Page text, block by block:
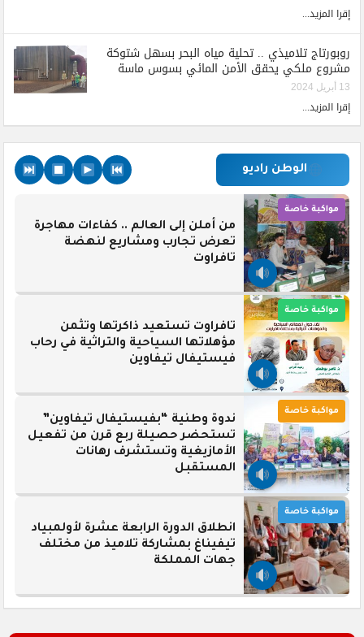
إقرا المزيد...
روبورتاج تلاميذي .. تحلية مياه البحر بسهل شتوكة
مشروع ملكي يحقق الأمن المائي بسوس ماسة
13 أبريل 2024
إقرا المزيد...
الوطن راديو
مواكبة خاصة
من أملن إلى العالم .. كفاءات مهاجرة
تعرض تجارب ومشاريع لنهضة
تافراوت
مواكبة خاصة
تافراوت تستعيد ذاكرتها وتثمن
مؤهلاتها السياحية والتراثية في رحاب
فيستيفال تيفاوين
مواكبة خاصة
ندوة وطنية “بفيستيفال تيفاوين”
تستحضر حصيلة ربع قرن من تفعيل
الأمازيغية وتستشرف رهانات
المستقبل
مواكبة خاصة
انطلاق الدورة الرابعة عشرة لأولمبياد
تيفيناغ بمشاركة تلاميذ من مختلف
جهات المملكة